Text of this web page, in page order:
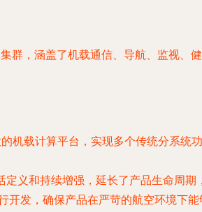
群，涵盖了机载通信、导航、监视、
机载计算平台，实现多个传统分系统
义和持续增强，延长了产品生命周期
开发，确保产品在严苛的航空环境下